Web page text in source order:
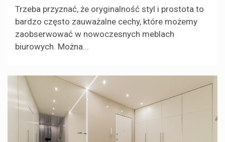
Trzeba przyznać, że oryginalność styl i prostota to
bardzo często zauważalne cechy, które możemy
zaobserwować w nowoczesnych meblach
biurowych. Można...